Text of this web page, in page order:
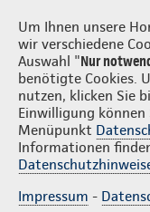
Um Ihnen unsere
wir verschiedene
Auswahl "Nur
benötigte Cookies.
nutzen, klicken Sie
Einwilligung
Menüpunkt
Informationen
Impressum -
Punter & Rink